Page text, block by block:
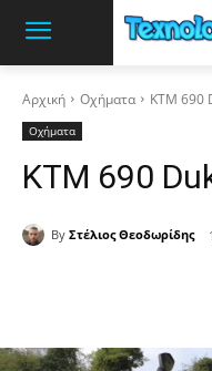
Αρχική Οχήματα KTM 690
Οχήματα
KTM 690
By Στέλιος Θεοδωρίδης